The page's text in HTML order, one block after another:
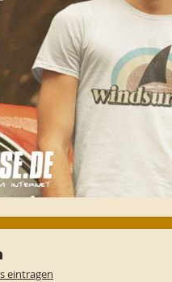
eintragen